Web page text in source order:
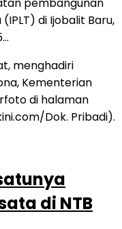
pembangunan
di Ijobalit Baru,
di NTB